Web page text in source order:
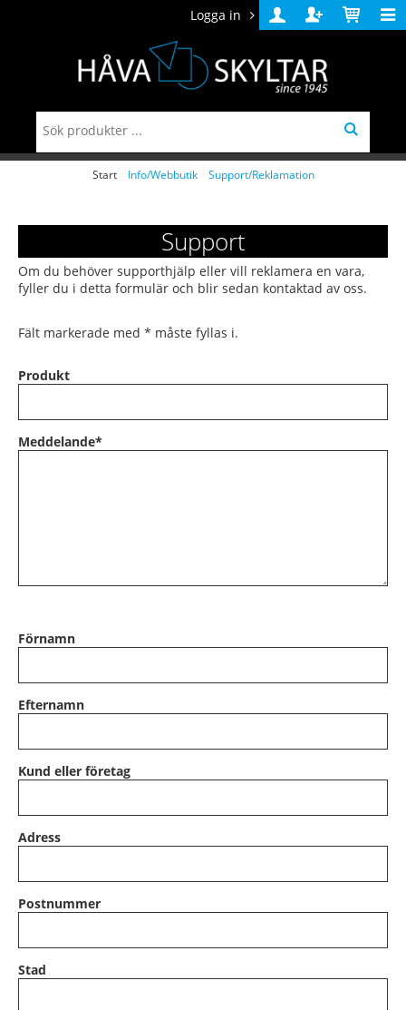
Logga in
Logga
in
Skapa
konto
Varukorg
Start Info/Webbutik Support/Reklamation
Support
Om du behöver supporthjälp eller vill reklamera en vara,
fyller du i detta formulär och blir sedan kontaktad av oss.
Fält markerade med * måste fyllas i.
Produkt
Meddelande*
Förnamn
Efternamn
Kund eller företag
Adress
Postnummer
Stad